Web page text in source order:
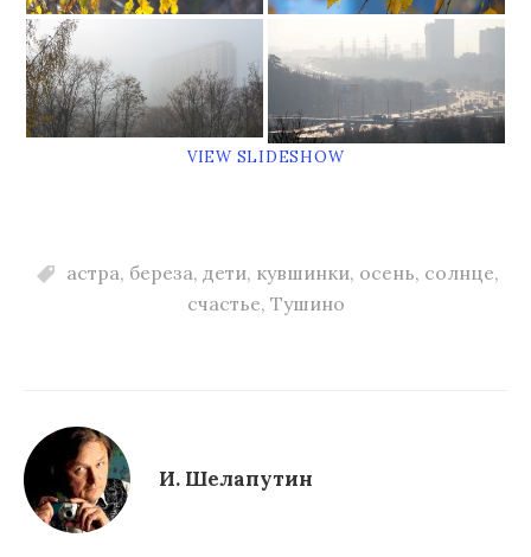
VIEW SLIDESHOW
астра, береза, дети, кувшинки, осень, солнце,
счастье, Тушино
И. Шелапутин